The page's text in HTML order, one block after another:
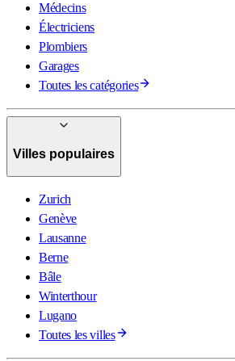
Médecins
Électriciens
Plombiers
Garages
Toutes les catégories
Villes populaires
Zurich
Genève
Lausanne
Berne
Bâle
Winterthour
Lugano
Toutes les villes